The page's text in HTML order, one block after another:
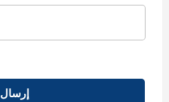
إرسال